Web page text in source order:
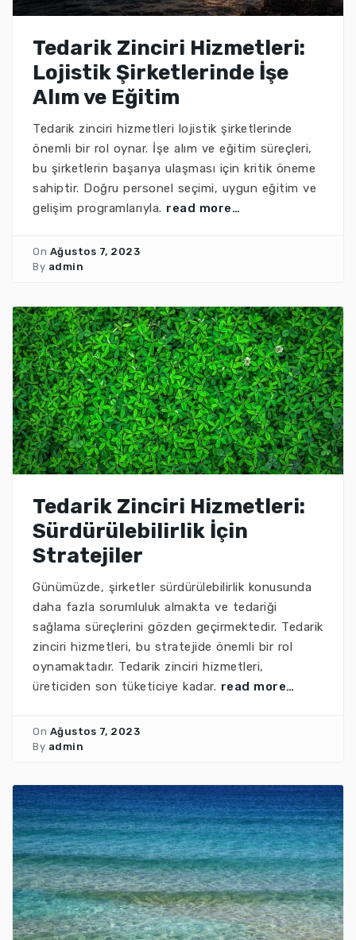
Tedarik Zinciri Hizmetleri:
Lojistik Şirketlerinde İşe
Alım ve Eğitim
Tedarik zinciri hizmetleri lojistik şirketlerinde
önemli bir rol oynar. İşe alım ve eğitim süreçleri,
bu şirketlerin başarıya ulaşması için kritik öneme
sahiptir. Doğru personel seçimi, uygun eğitim ve
gelişim programlarıyla. read more…
On Ağustos 7, 2023
By admin
Tedarik Zinciri Hizmetleri:
Sürdürülebilirlik İçin
Stratejiler
Günümüzde, şirketler sürdürülebilirlik konusunda
daha fazla sorumluluk almakta ve tedariği
sağlama süreçlerini gözden geçirmektedir. Tedarik
zinciri hizmetleri, bu stratejide önemli bir rol
oynamaktadır. Tedarik zinciri hizmetleri,
üreticiden son tüketiciye kadar. read more…
On Ağustos 7, 2023
By admin